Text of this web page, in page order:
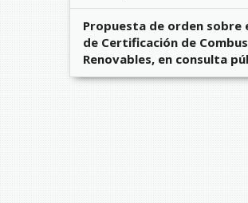
Propuesta de orden sobre
de Certificación de
Renovables, en consulta